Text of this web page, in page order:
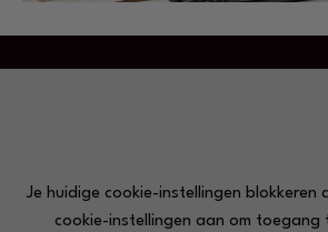
Je huidige cookie-instellingen blokkeren
cookie-instellingen aan om